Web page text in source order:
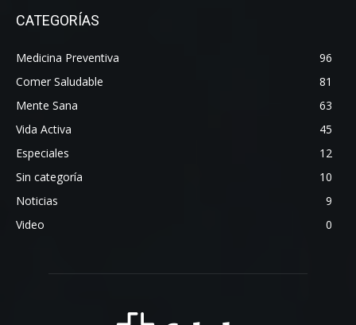
CATEGORÍAS
Medicina Preventiva
96
Comer Saludable
81
Mente Sana
63
Vida Activa
45
Especiales
12
Sin categoría
10
Noticias
9
Video
0